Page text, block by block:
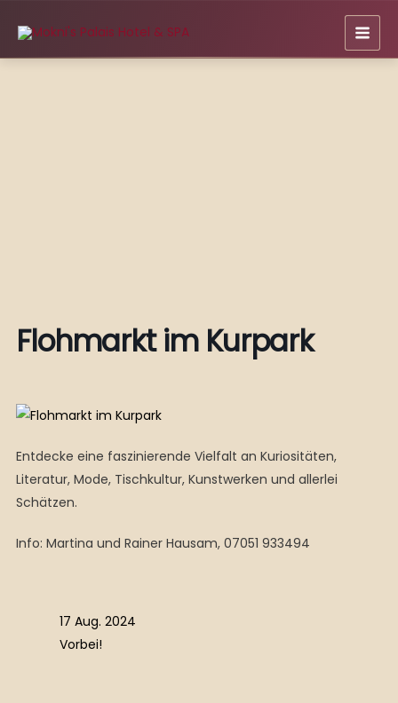
Inhalt
springen
Flohmarkt im Kurpark
Entdecke eine faszinierende Vielfalt an Kuriositäten,
Literatur, Mode, Tischkultur, Kunstwerken und allerlei
Schätzen.
Info: Martina und Rainer Hausam, 07051 933494
17 Aug. 2024
Vorbei!